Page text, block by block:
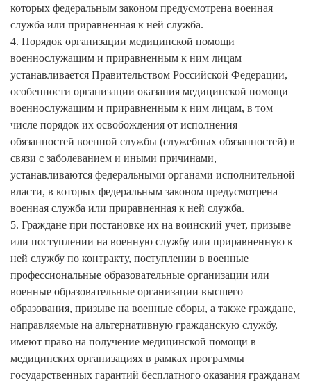
которых федеральным законом предусмотрена военная
служба или приравненная к ней служба.
4. Порядок организации медицинской помощи
военнослужащим и приравненным к ним лицам
устанавливается Правительством Российской Федерации,
особенности организации оказания медицинской помощи
военнослужащим и приравненным к ним лицам, в том
числе порядок их освобождения от исполнения
обязанностей военной службы (служебных обязанностей) в
связи с заболеванием и иными причинами,
устанавливаются федеральными органами исполнительной
власти, в которых федеральным законом предусмотрена
военная служба или приравненная к ней служба.
5. Граждане при постановке их на воинский учет, призыве
или поступлении на военную службу или приравненную к
ней службу по контракту, поступлении в военные
профессиональные образовательные организации или
военные образовательные организации высшего
образования, призыве на военные сборы, а также граждане,
направляемые на альтернативную гражданскую службу,
имеют право на получение медицинской помощи в
медицинских организациях в рамках программы
государственных гарантий бесплатного оказания гражданам